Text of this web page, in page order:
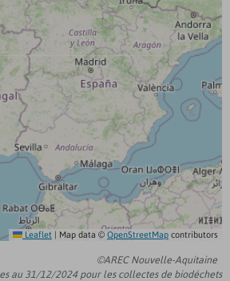
Leaflet | Map data © OpenStreetMap contributors
©AREC Nouvelle-Aquitaine
au 31/12/2024 pour les collectes de biodéchets